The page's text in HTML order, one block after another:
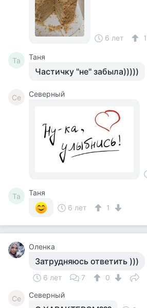
6 лет 1
Та Таня
Частичку "не" забыла)))))
Се Северный
Та
Таня
6 лет
1
Оленка
Затрудняюсь ответить )))
6 лет 7 0
Се Северный